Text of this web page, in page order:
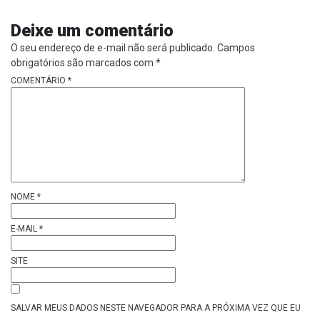
Deixe um comentário
O seu endereço de e-mail não será publicado. Campos
obrigatórios são marcados com *
COMENTÁRIO *
NOME *
E-MAIL *
SITE
SALVAR MEUS DADOS NESTE NAVEGADOR PARA A PRÓXIMA VEZ QUE EU